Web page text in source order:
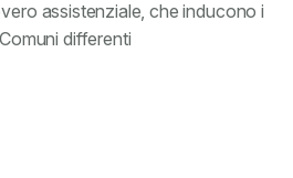
assistenziale, che inducono i
differenti